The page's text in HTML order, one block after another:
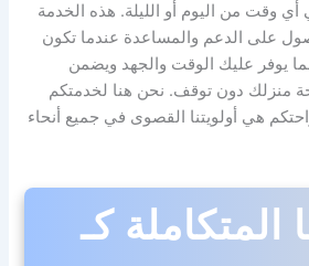
أي وقت من اليوم أو الليلة. هذه الخدمة
على الدعم والمساعدة عندما تكون
يوفر عليك الوقت والجهد ويضمن
منزلك دون توقف. نحن هنا لخدمتكم
هي أولويتنا القصوى في جميع أنحاء
المتكاملة كـ